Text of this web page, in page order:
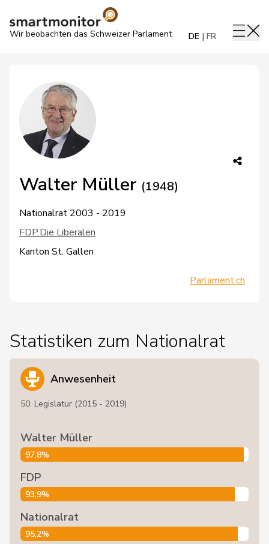
Wir beobachten das Schweizer Parlament DE FR
Walter Müller (1948)
Nationalrat 2003 - 2019
FDP.Die Liberalen
Kanton St. Gallen
Parlament.ch
Statistiken zum Nationalrat
Anwesenheit
50. Legislatur (2015 - 2019)
Walter Müller
97,8%
FDP
93,9%
Nationalrat
95,2%